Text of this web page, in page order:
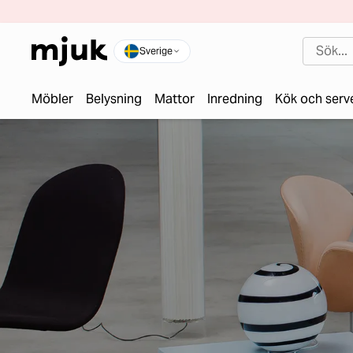
Sverige
Möbler Belysning Mattor Inredning Kök och